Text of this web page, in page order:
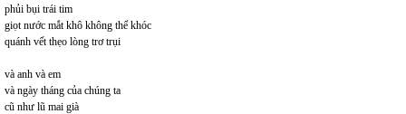
phủi bụi trái tim
giọt nước mắt khô không thể khóc
quánh vết thẹo lòng trơ trụi
và anh và em
và ngày tháng của chúng ta
cũ như lũ mai già